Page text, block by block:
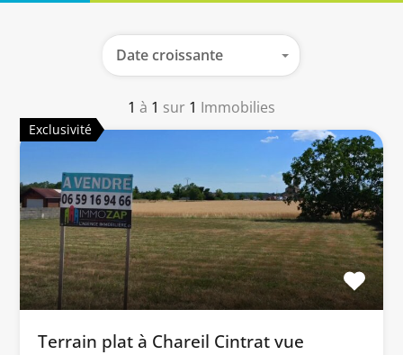
1 à 1 sur 1 Immobilies
Date croissante
Exclusivité
Terrain plat à Chareil Cintrat vue